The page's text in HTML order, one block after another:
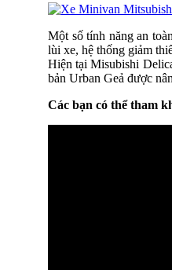
Một số tính năng an
lùi xe, hệ thống giảm
Hiện tại Misubishi
bản Urban Geả được
Các bạn có thể tham